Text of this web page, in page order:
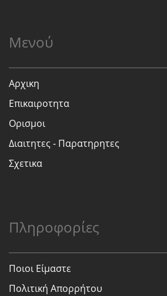
Μενού
Αρχικη
Επικαιροτητα
Ορισμοι
Διαιτητες - Παρατηρητες
Σχετικα
Πληροφορίες
Ποιοι Είμαστε
Πολιτική Απορρήτου